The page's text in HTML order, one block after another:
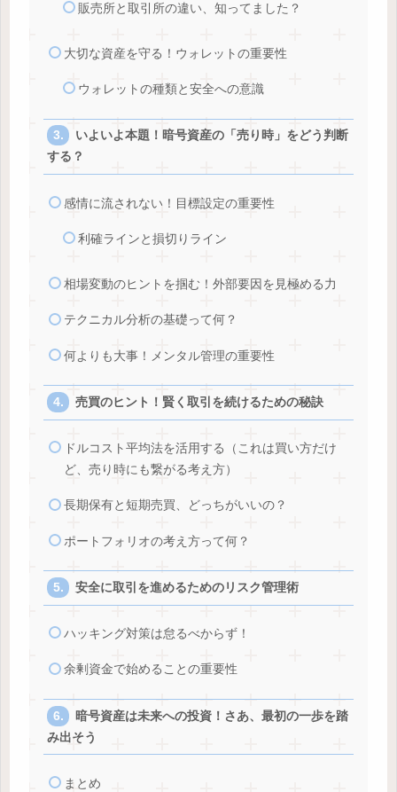
販売所と取引所の違い、知ってました？
大切な資産を守る！ウォレットの重要性
ウォレットの種類と安全への意識
いよいよ本題！暗号資産の「売り時」をどう判断
する？
感情に流されない！目標設定の重要性
利確ラインと損切りライン
相場変動のヒントを掴む！外部要因を見極める力
テクニカル分析の基礎って何？
何よりも大事！メンタル管理の重要性
売買のヒント！賢く取引を続けるための秘訣
ドルコスト平均法を活用する（これは買い方だけ
ど、売り時にも繋がる考え方）
長期保有と短期売買、どっちがいいの？
ポートフォリオの考え方って何？
安全に取引を進めるためのリスク管理術
ハッキング対策は怠るべからず！
余剰資金で始めることの重要性
暗号資産は未来への投資！さあ、最初の一歩を踏
み出そう
まとめ